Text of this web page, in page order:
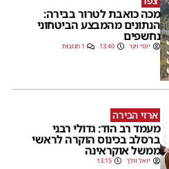
מכה כואבת לטרור בבירה:
הנתונים מהמבצע הביטחוני
נחשפים
יוסי וינר 13:40 1 תגובות
ארזי הבירה
מעמד רב הוד: גדולי רבני
ברסלב בכינוס הוקרה לראשי
ממשל אוקראינה
יואל וולך 13:15